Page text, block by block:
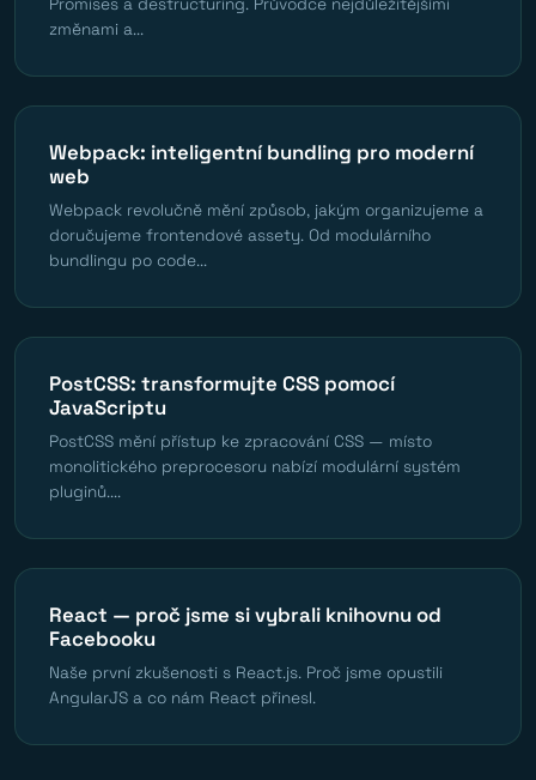
změnami a...
Webpack: inteligentní bundling pro moderní
web
Webpack revolučně mění způsob, jakým organizujeme a
doručujeme frontendové assety. Od modulárního
bundlingu po code...
PostCSS: transformujte CSS pomocí
JavaScriptu
PostCSS mění přístup ke zpracování CSS — místo
monolitického preprocesoru nabízí modulární systém
pluginů....
React — proč jsme si vybrali knihovnu od
Facebooku
Naše první zkušenosti s React.js. Proč jsme opustili
AngularJS a co nám React přinesl.